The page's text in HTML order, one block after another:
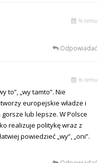
% temu
Odpowiadać
% temu
to”, „wy tamto”. Nie
europejskie władze i
lub lepsze. W Polsce
realizuje politykę wraz z
powiedzieć „wy”, „oni”.